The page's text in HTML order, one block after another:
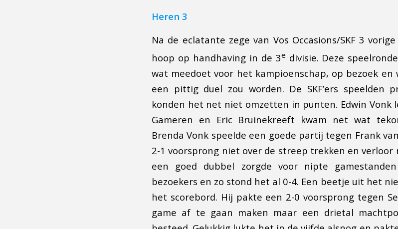
Heren 3
Na de eclatante zege van Vos Occasions/SKF 3
hoop op handhaving in de 3e divisie. Deze
wat meedoet voor het kampioenschap, op bezoek
een pittig duel zou worden. De SKF’ers speelden
konden het net niet omzetten in punten. Edwin Vonk
Gameren en Eric Bruinekreeft kwam net wat
Brenda Vonk speelde een goede partij tegen Frank
2-1 voorsprong niet over de streep trekken en verloor
een goed dubbel zorgde voor nipte
bezoekers en zo stond het al 0-4. Een beetje uit het
het scorebord. Hij pakte een 2-0 voorsprong tegen
game af te gaan maken maar een drietal